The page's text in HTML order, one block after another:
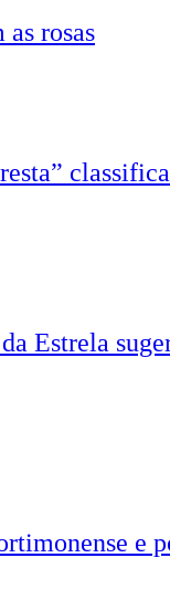
as rosas
Estrela
e